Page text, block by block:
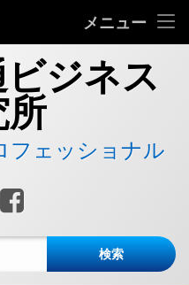
メニュー
ビジネス
所
ェッショナル
Facebook